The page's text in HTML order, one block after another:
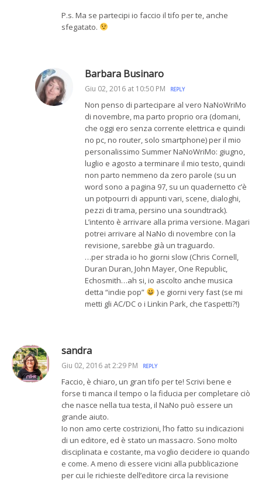
P.s. Ma se partecipi io faccio il tifo per te, anche
sfegatato.
Barbara Businaro
Giu 02, 2016 at 10:50 PM REPLY
Non penso di partecipare al vero NaNoWriMo
di novembre, ma parto proprio ora (domani,
che oggi ero senza corrente elettrica e quindi
no pc, no router, solo smartphone) per il mio
personalissimo Summer NaNoWriMo: giugno,
luglio e agosto a terminare il mio testo, quindi
non parto nemmeno da zero parole (su un
word sono a pagina 97, su un quadernetto c’è
un potpourri di appunti vari, scene, dialoghi,
pezzi di trama, persino una soundtrack).
L’intento è arrivare alla prima versione. Magari
potrei arrivare al NaNo di novembre con la
revisione, sarebbe già un traguardo.
…per strada io ho giorni slow (Chris Cornell,
Duran Duran, John Mayer, One Republic,
Echosmith…ah si, io ascolto anche musica
detta “indie pop”
) e giorni very fast (se mi
metti gli AC/DC o i Linkin Park, che t’aspetti?!)
sandra
Giu 02, 2016 at 2:29 PM REPLY
Faccio, è chiaro, un gran tifo per te! Scrivi bene e
forse ti manca il tempo o la fiducia per completare ciò
che nasce nella tua testa, il NaNo può essere un
grande aiuto.
Io non amo certe costrizioni, l’ho fatto su indicazioni
di un editore, ed è stato un massacro. Sono molto
disciplinata e costante, ma voglio decidere io quando
e come. A meno di essere vicini alla pubblicazione
per cui le richieste dell’editore circa la revisione